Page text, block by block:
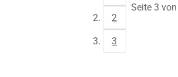
2
3
Seite 3